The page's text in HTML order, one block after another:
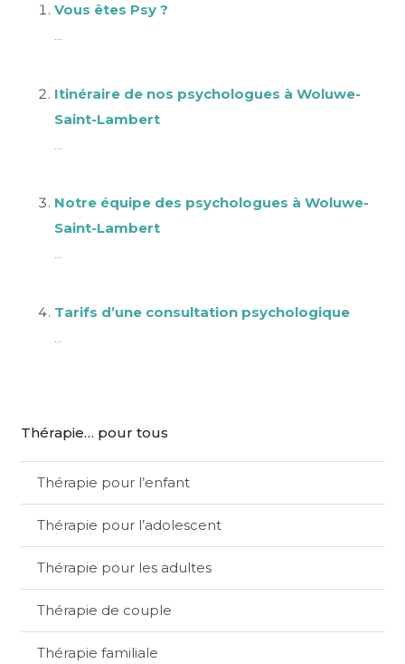
Vous êtes Psy ?
...
Itinéraire de nos psychologues à Woluwe-
Saint-Lambert
Notre équipe des psychologues à Woluwe-
Saint-Lambert
...
Tarifs d’une consultation psychologique
Thérapie… pour tous
Thérapie pour l’enfant
Thérapie pour l’adolescent
Thérapie pour les adultes
Thérapie de couple
Thérapie familiale